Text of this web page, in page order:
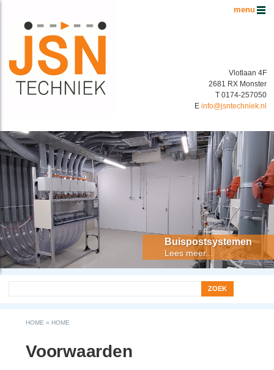
Energiek in buispostsystemen!
Buispostsystemen
Lees meer...
You are here
HOME » HOME
Voorwaarden
Vlotlaan 4F
2681 RX Monster
T 0174-257050
E info@jsntechniek.nl